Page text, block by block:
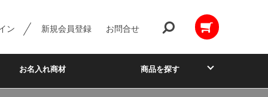
ン 新規会員登録 お問合せ
お名入れ商材 商品を探す